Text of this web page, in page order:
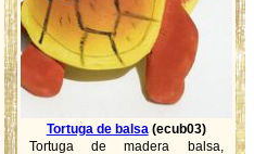
Tortuga de balsa (ecub03)
Tortuga de madera balsa,